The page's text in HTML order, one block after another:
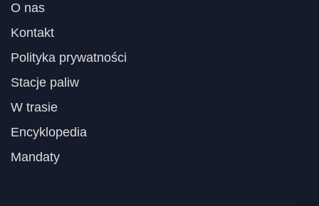
O nas
Kontakt
Polityka prywatności
Stacje paliw
W trasie
Encyklopedia
Mandaty